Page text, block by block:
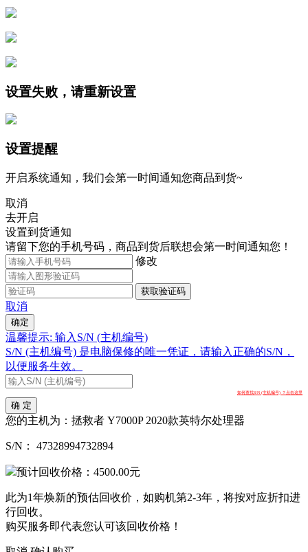
设置失败，请重新设置
设置提醒
开启系统通知，我们会第一时间通知您商品到货~
取消
去开启
设置到货通知
请留下您的手机号码，商品到货后联想会第一时间通知您！
修改
获取验证码
取消
确定
温馨提示: 输入S/N (主机编号)
S/N (主机编号) 是电脑保修的唯一凭证，请输入正确的S/N，
以便服务生效。
如何查找S/N (主机编号) ？点击这里
确 定
您的主机为： 拯救者 Y7000P 2020款英特尔处理器
S/N： 47328994732894
预计回收价格： 4500.00元
此为1年焕新的预估回收价，如购机第2-3年，将按对应折扣进
行回收。
购买服务即代表您认可该回收价格！